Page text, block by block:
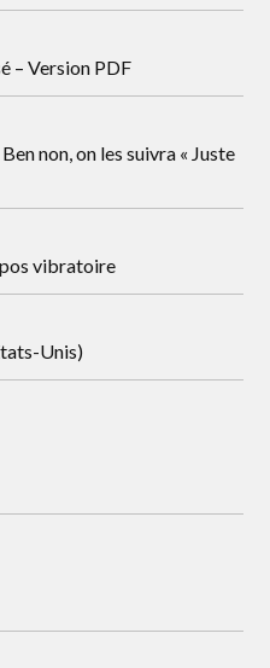
– Version PDF
non, on les suivra « Juste
vibratoire
Unis)